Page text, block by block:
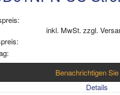
inkl. MwSt. zzgl.
Benachrichtigen
Details